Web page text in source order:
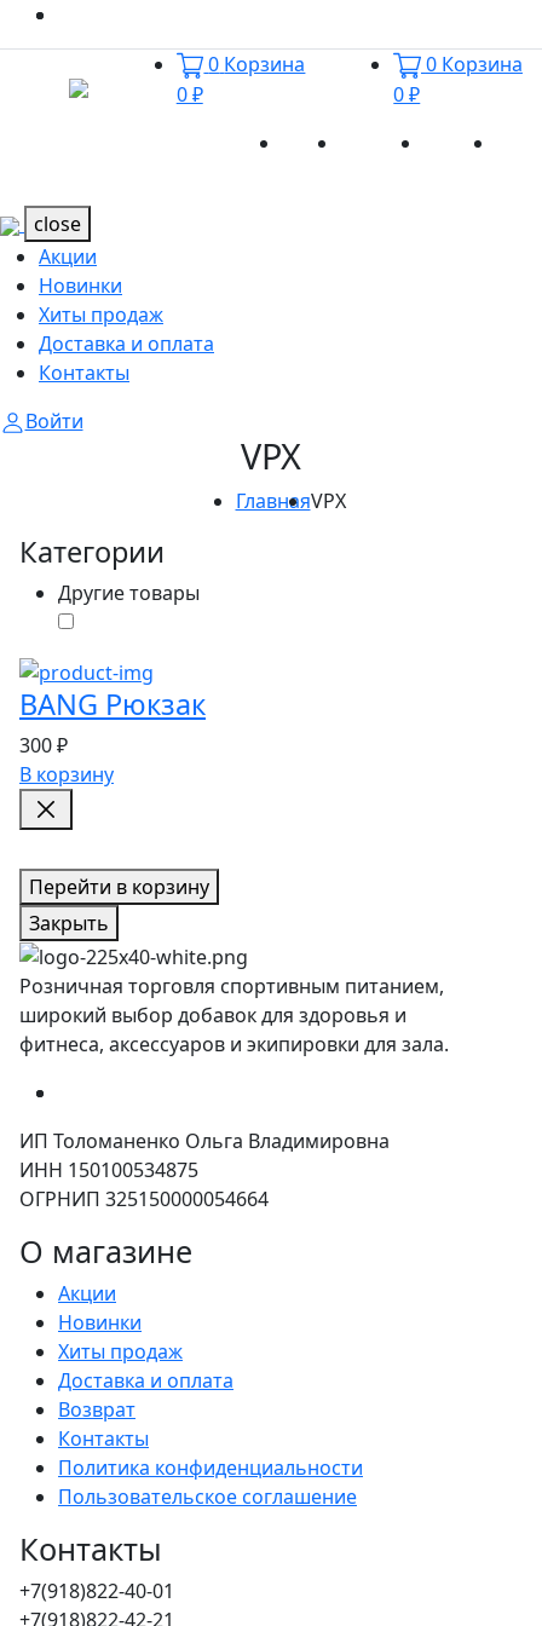
0 Корзина
0 ₽
0 Корзина
0 ₽
Акции Новинки
close
Акции
Новинки
Хиты продаж
Доставка и оплата
Контакты
Войти
VPX
ГлавнаяVPX
Категории
Другие товары
BANG Рюкзак
300 ₽
В корзину
Перейти в корзину
Закрыть
Розничная торговля спортивным питанием,
широкий выбор добавок для здоровья и
фитнеса, аксессуаров и экипировки для зала.
ИП Толоманенко Ольга Владимировна
ИНН 150100534875
ОГРНИП 325150000054664
О магазине
Акции
Новинки
Хиты продаж
Доставка и оплата
Возврат
Контакты
Политика конфиденциальности
Пользовательское соглашение
Контакты
+7(918)822-40-01
+7(918)822-42-21